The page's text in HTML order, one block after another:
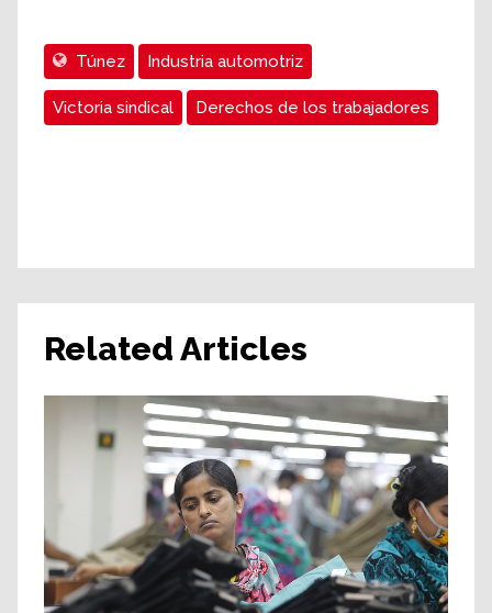
Túnez Industria automotriz
Victoria sindical Derechos de los trabajadores
Related Articles